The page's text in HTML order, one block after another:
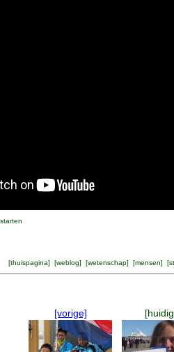
[thuispagina] [weblog] [wetenschap] [mensen] [
[vorige]